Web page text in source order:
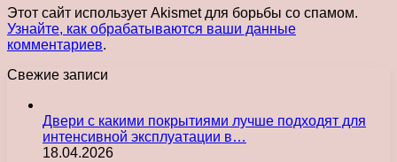
Этот сайт использует Akismet для борьбы со спамом.
Узнайте, как обрабатываются ваши данные
комментариев.
Свежие записи
Двери с какими покрытиями лучше подходят для
интенсивной эксплуатации в…
18.04.2026